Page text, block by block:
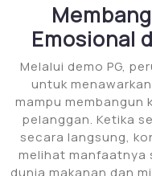
Emosional
Melalui demo PG,
untuk
mampu membangun
pelanggan. Ketika
secara langsung,
melihat manfaatnya
dunia makanan dan